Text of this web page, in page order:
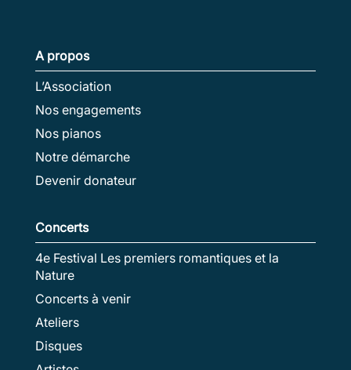
A propos
L’Association
Nos engagements
Nos pianos
Notre démarche
Devenir donateur
Concerts
4e Festival Les premiers romantiques et la
Nature
Concerts à venir
Ateliers
Disques